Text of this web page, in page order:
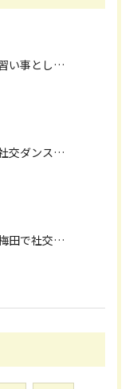
習い事として人気の社交ダンスの歴史
社交ダンスの起源？ウインナーワルツとは
梅田で社交ダンスの練習をするなら！初心者のレッスンも可能～社交ダンスをはじめるメリット～